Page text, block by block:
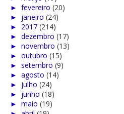
► fevereiro (20)
► janeiro (24)
► 2017 (214)
► dezembro (17)
► novembro (13)
► outubro (15)
► setembro (9)
► agosto (14)
► julho (24)
► junho (18)
► maio (19)